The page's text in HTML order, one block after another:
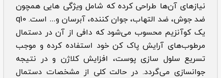
نیازهای آن‌ها طراحی کرده که شامل ویژگی هایی همچون
ضد جوش، ضد التهاب، جوان کننده، آبرسان و… است. q10
یک کوآنزیم محسوب می‌شود که دافی از آن در دستمال‌
مرطوب‌های آرایش پاک کن خود استفاده کرده و موجب
تسریع سلول سازی پوست، افزایش کلاژن و در نتیجه
جوانسازی می‌گردد. در حالت کلی از مشخصات دستمال‌